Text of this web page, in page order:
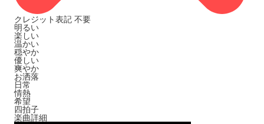
クレジット表記 不要
明るい
楽しい
温かい
穏やか
優しい
爽やか
お洒落
日常
情熱
希望
四拍子
楽曲詳細